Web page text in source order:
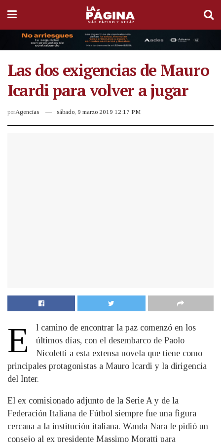
Las dos exigencias de Mauro
Icardi para volver a jugar
porAgencias sábado, 9 marzo 2019 12:17 PM
E
l camino de encontrar la paz comenzó en los
últimos días, con el desembarco de Paolo
Nicoletti a esta extensa novela que tiene como
principales protagonistas a Mauro Icardi y la dirigencia
del Inter.
El ex comisionado adjunto de la Serie A y de la
Federación Italiana de Fútbol siempre fue una figura
cercana a la institución italiana. Wanda Nara le pidió un
consejo al ex presidente Massimo Moratti para